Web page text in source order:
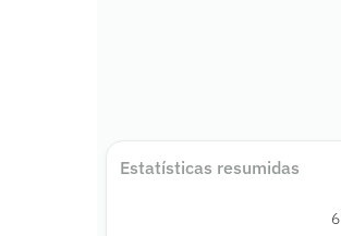
Estatísticas resumidas